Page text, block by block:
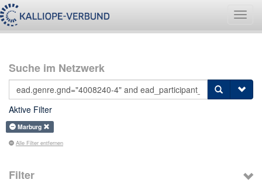
Suche im Netzwerk
Aktive Filter
Marburg
Alle Filter entfernen
Filter